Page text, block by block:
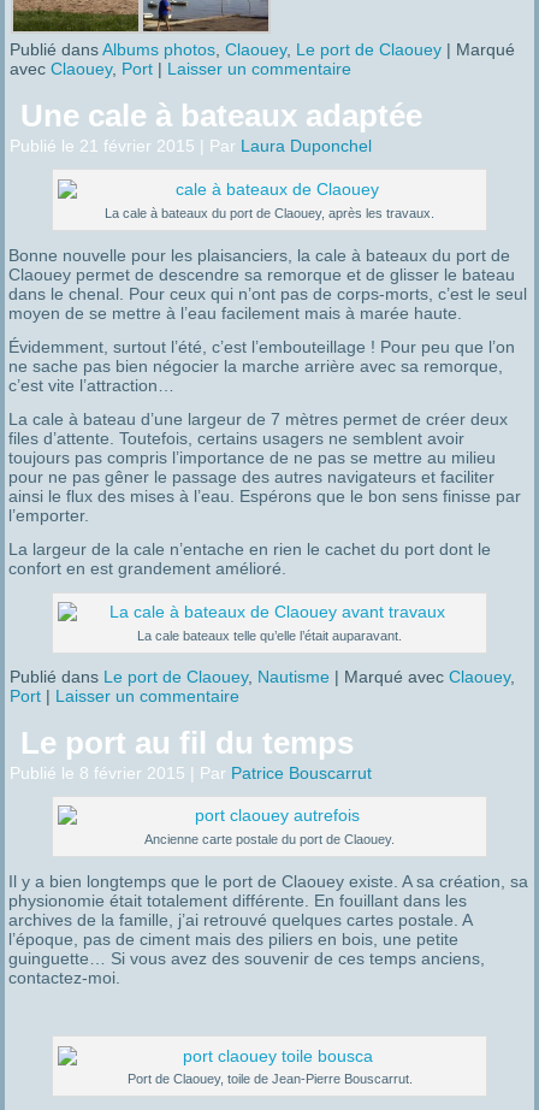
Publié dans Albums photos,Claouey, Le port de Claouey | Marqué
avec Claouey, Port | Laisser un commentaire
Une cale à bateaux adaptée
Publié le 21 février 2015 | Par Laura Duponchel
La cale à bateaux du port de Claouey, après les travaux.
Bonne nouvelle pour les plaisanciers, la cale à bateaux du port de
Claouey permet de descendre sa remorque et de glisser le bateau
dans le chenal. Pour ceux qui n’ont pas de corps-morts, c’est le seul
moyen de se mettre à l’eau facilement mais à marée haute.
Évidemment, surtout l’été, c’est l’embouteillage ! Pour peu que l’on
ne sache pas bien négocier la marche arrière avec sa remorque,
c’est vite l’attraction…
La cale à bateau d’une largeur de 7 mètres permet de créer deux
files d’attente. Toutefois, certains usagers ne semblent avoir
toujours pas compris l’importance de ne pas se mettre au milieu
pour ne pas gêner le passage des autres navigateurs et faciliter
ainsi le flux des mises à l’eau. Espérons que le bon sens finisse par
l’emporter.
La largeur de la cale n’entache en rien le cachet du port dont le
confort en est grandement amélioré.
La cale bateaux telle qu’elle l’était auparavant.
Publié dans Le port de Claouey, Nautisme | Marqué avec Claouey,
Port | Laisser un commentaire
Le port au fil du temps
Publié le 8 février 2015 | Par Patrice Bouscarrut
Ancienne carte postale du port de Claouey.
Il y a bien longtemps que le port de Claouey existe. A sa création, sa
physionomie était totalement différente. En fouillant dans les
archives de la famille, j’ai retrouvé quelques cartes postale. A
l’époque, pas de ciment mais des piliers en bois, une petite
guinguette… Si vous avez des souvenir de ces temps anciens,
contactez-moi.
Port de Claouey, toile de Jean-Pierre Bouscarrut.